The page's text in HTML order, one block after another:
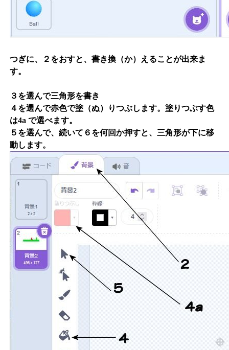
つぎに、２をおすと、書き換（か）えることが出来ま
す。
３を選んで三角形を書き
４を選んで赤色で塗（ぬ）りつぶします。塗りつぶす色
は4a で選べます。
５を選んで、続いて６を何回か押すと、三角形が下に移
動します。